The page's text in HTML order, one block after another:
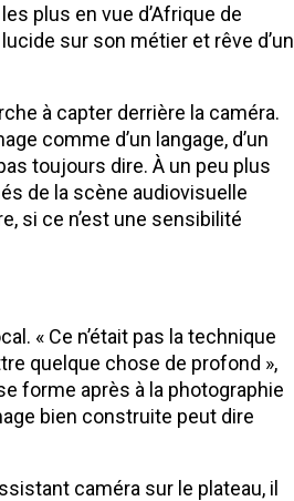
plus en vue d’Afrique de
sur son métier et rêve d’un
à capter derrière la caméra.
comme d’un langage, d’un
toujours dire. À un peu plus
de la scène audiovisuelle
si ce n’est une sensibilité
« Ce n’était pas la technique
quelque chose de profond »,
forme après à la photographie
bien construite peut dire
caméra sur le plateau, il